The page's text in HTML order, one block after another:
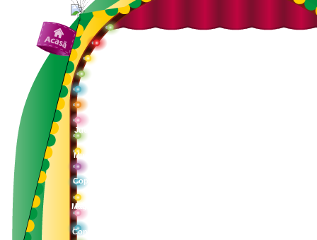
Jucării
Muzica
Copii și
Părinți
Magazin
Contact